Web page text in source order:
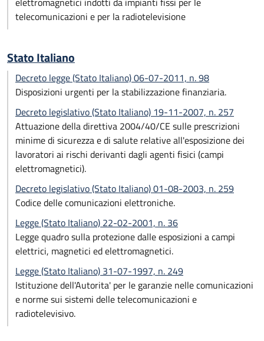
telecomunicazioni e per la radiotelevisione
Stato Italiano
Decreto legge (Stato Italiano) 06-07-2011, n. 98
Disposizioni urgenti per la stabilizzazione finanziaria.
Decreto legislativo (Stato Italiano) 19-11-2007, n. 257
Attuazione della direttiva 2004/40/CE sulle prescrizioni
minime di sicurezza e di salute relative all'esposizione dei
lavoratori ai rischi derivanti dagli agenti fisici (campi
elettromagnetici).
Decreto legislativo (Stato Italiano) 01-08-2003, n. 259
Codice delle comunicazioni elettroniche.
Legge (Stato Italiano) 22-02-2001, n. 36
Legge quadro sulla protezione dalle esposizioni a campi
elettrici, magnetici ed elettromagnetici.
Legge (Stato Italiano) 31-07-1997, n. 249
Istituzione dell'Autorita' per le garanzie nelle comunicazioni
e norme sui sistemi delle telecomunicazioni e
radiotelevisivo.